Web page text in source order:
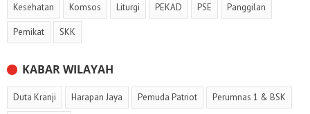
Kesehatan Komsos Liturgi PEKAD PSE Panggilan
Pemikat SKK
KABAR WILAYAH
Duta Kranji Harapan Jaya Pemuda Patriot Perumnas 1 & BSK